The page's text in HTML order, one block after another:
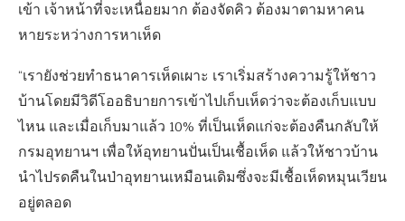
เข้า เจ้าหน้าที่จะเหนื่อยมาก ต้องจัดคิว ต้องมาตามหาคน
หายระหว่างการหาเห็ด
“เรายังช่วยทำธนาคารเห็ดเผาะ เราเริ่มสร้างความรู้ให้ชาว
บ้านโดยมีวิดีโออธิบายการเข้าไปเก็บเห็ดว่าจะต้องเก็บแบบ
ไหน และเมื่อเก็บมาแล้ว 10% ที่เป็นเห็ดแก่จะต้องคืนกลับให้
กรมอุทยานฯ เพื่อให้อุทยานปั่นเป็นเชื้อเห็ด แล้วให้ชาวบ้าน
นำไปรดคืนในป่าอุทยานเหมือนเดิมซึ่งจะมีเชื้อเห็ดหมุนเวียน
อยู่ตลอด